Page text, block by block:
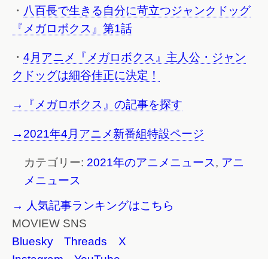
・ 八百長で生きる自分に苛立つジャンクドッグ
『メガロボクス』第1話
・ 4月アニメ『メガロボクス』主人公・ジャン
クドッグは細谷佳正に決定！
→『メガロボクス』の記事を探す
→2021年4月アニメ新番組特設ページ
カテゴリー: 2021年のアニメニュース, アニ
メニュース
→ 人気記事ランキングはこちら
MOVIEW SNS
Bluesky
Threads
X